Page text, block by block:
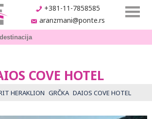
+381-11-7858585
aranzmani@ponte.rs
COVE HOTEL
HERAKLION GRČKA DAIOS COVE HOTEL